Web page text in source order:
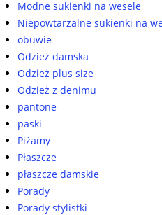
Modne sukienki na wesele
Niepowtarzalne sukienki na
obuwie
Odzież damska
Odzież plus size
Odzież z denimu
pantone
paski
Piżamy
Płaszcze
płaszcze damskie
Porady
Porady stylistki